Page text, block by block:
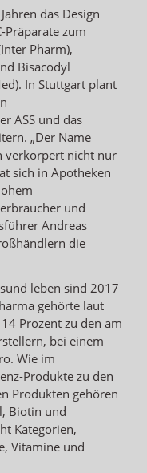
das Design
Präparate zum
Pharm),
Bisacodyl
In Stuttgart plant
ASS und das
„Der Name
verkörpert nicht nur
sich in Apotheken
und
Andreas
die
leben sind 2017
gehörte laut
Prozent zu den am
bei einem
Wie im
Produkte zu den
Produkten gehören
Biotin und
Kategorien,
Vitamine und